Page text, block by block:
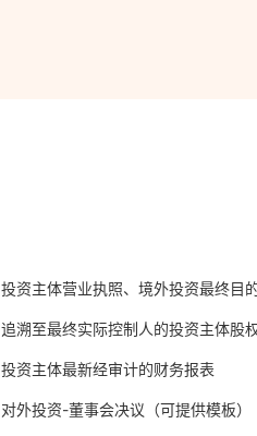
投资主体营业执照、境外投资最终目
追溯至最终实际控制人的投资主体股
投资主体最新经审计的财务报表
对外投资-董事会决议（可提供模板）